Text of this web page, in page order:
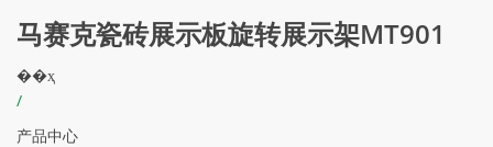
马赛克瓷砖展示板旋转展示架MT901
��ҳ
/
产品中心